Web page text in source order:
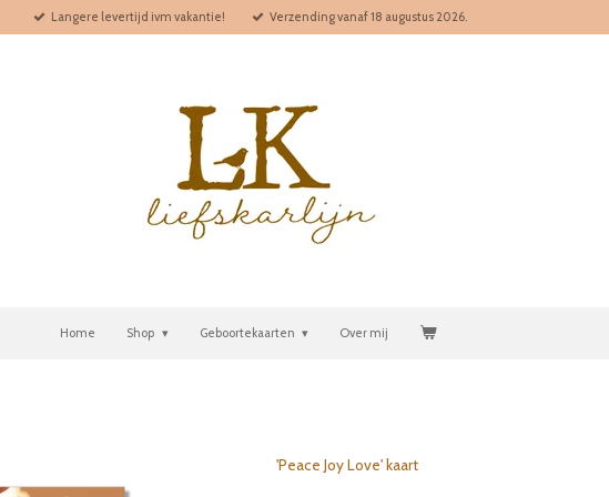
Langere levertijd ivm vakantie! Verzending vanaf 18 augustus 2026.
Home Shop Geboortekaarten Over mij
'Peace Joy Love' kaart